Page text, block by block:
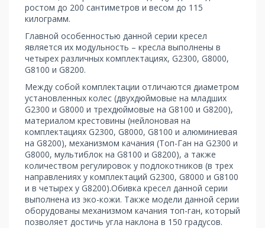
ростом до 200 сантиметров и весом до 115
килограмм.
Главной особенностью данной серии кресел
является их модульность – кресла выполнены в
четырех различных комплектациях, G2300, G8000,
G8100 и G8200.
Между собой комплектации отличаются диаметром
установленных колес (двухдюймовые на младших
G2300 и G8000 и трехдюймовые на G8100 и G8200),
материалом крестовины (нейлоновая на
комплектациях G2300, G8000, G8100 и алюминиевая
на G8200), механизмом качания (Топ-Ган на G2300 и
G8000, мультиблок на G8100 и G8200), а также
количеством регулировок у подлокотников (в трех
направлениях у комплектаций G2300, G8000 и G8100
и в четырех у G8200).Обивка кресел данной серии
выполнена из эко-кожи. Также модели данной серии
оборудованы механизмом качания топ-ган, который
позволяет достичь угла наклона в 150 градусов.